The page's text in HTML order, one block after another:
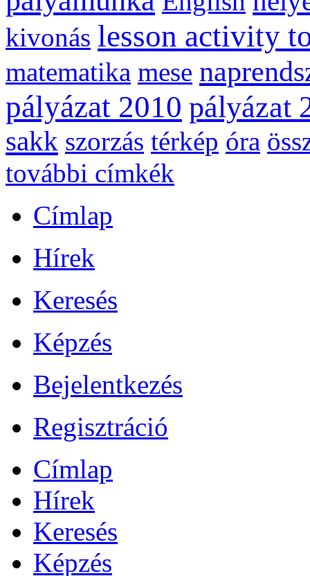
kivonás lesson activity
matematika mese
pályázat 2010 pályázat
sakk szorzás térkép óra
további címkék
Címlap
Hírek
Keresés
Képzés
Bejelentkezés
Regisztráció
Címlap
Hírek
Keresés
Képzés